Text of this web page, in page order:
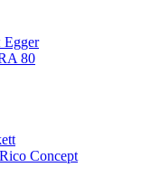
80
Concept